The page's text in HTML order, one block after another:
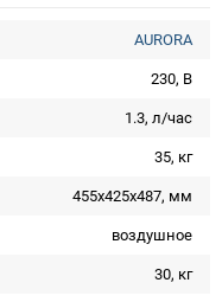
AURORA
230, В
1.3, л/час
35, кг
455x425x487, мм
воздушное
30, кг